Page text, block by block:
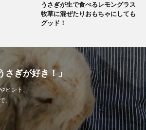
うさぎが生で食べるレモングラス
牧草に混ぜたりおもちゃにしても
グッド！
さぎが好き！」
ヒント、
。